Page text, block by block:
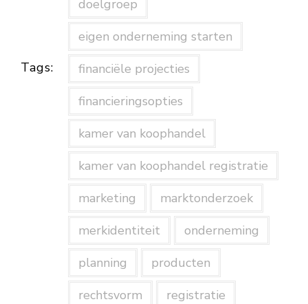
Tags:
doelgroep
eigen onderneming starten
financiële projecties
financieringsopties
kamer van koophandel
kamer van koophandel registratie
marketing
marktonderzoek
merkidentiteit
onderneming
planning
producten
rechtsvorm
registratie